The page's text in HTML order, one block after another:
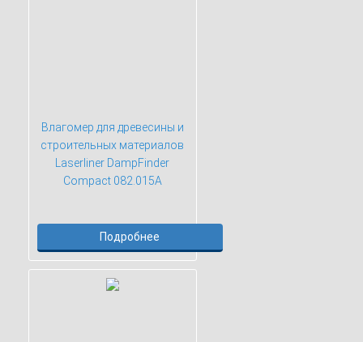
Влагомер для древесины и
строительных материалов
Laserliner DampFinder
Compact 082.015A
Подробнее